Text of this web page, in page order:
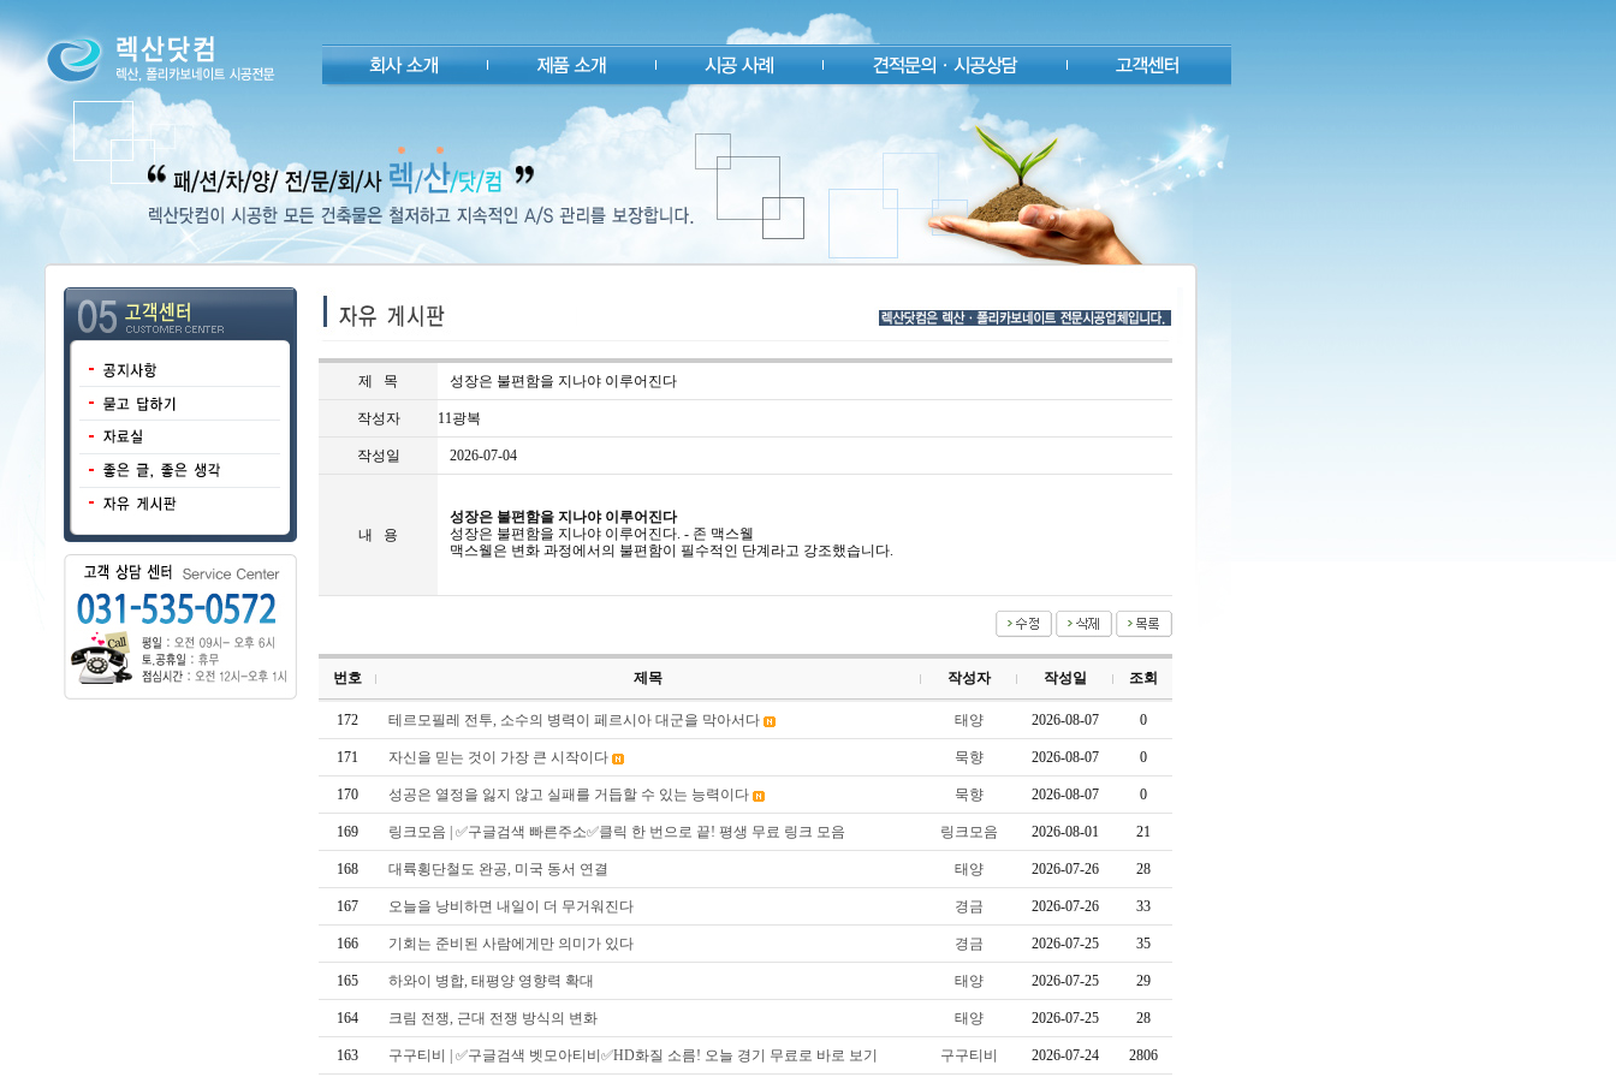
제 목 성장은 불편함을 지나야 이루어진다
작성자 11광복
작성일 2026-07-04
내 용
성장은 불편함을 지나야 이루어진다
성장은 불편함을 지나야 이루어진다. - 존 맥스웰
맥스웰은 변화 과정에서의 불편함이 필수적인 단계라고 강조했습니다.
-
대
피
-
대
구
오
피
대
-
대
밤
오
피
뷰
-
오
피
뷰
오
밤
-
오
밤
번호 제목 작성자 작성일 조회
172 테르모필레 전투, 소수의 병력이 페르시아 대군을 막아서다 태양 2026-08-07 0
171 자신을 믿는 것이 가장 큰 시작이다 묵향 2026-08-07 0
170 성공은 열정을 잃지 않고 실패를 거듭할 수 있는 능력이다 묵향 2026-08-07 0
169 링크모음 | ✅구글검색 빠른주소✅클릭 한 번으로 끝! 평생 무료 링크 모음 링크모음 2026-08-01 21
168 대륙횡단철도 완공, 미국 동서 연결 태양 2026-07-26 28
167 오늘을 낭비하면 내일이 더 무거워진다 경금 2026-07-26 33
166 기회는 준비된 사람에게만 의미가 있다 경금 2026-07-25 35
165 하와이 병합, 태평양 영향력 확대 태양 2026-07-25 29
164 크림 전쟁, 근대 전쟁 방식의 변화 태양 2026-07-25 28
163 구구티비 | ✅구글검색 벳모아티비✅HD화질 소름! 오늘 경기 무료로 바로 보기 구구티비 2026-07-24 2806